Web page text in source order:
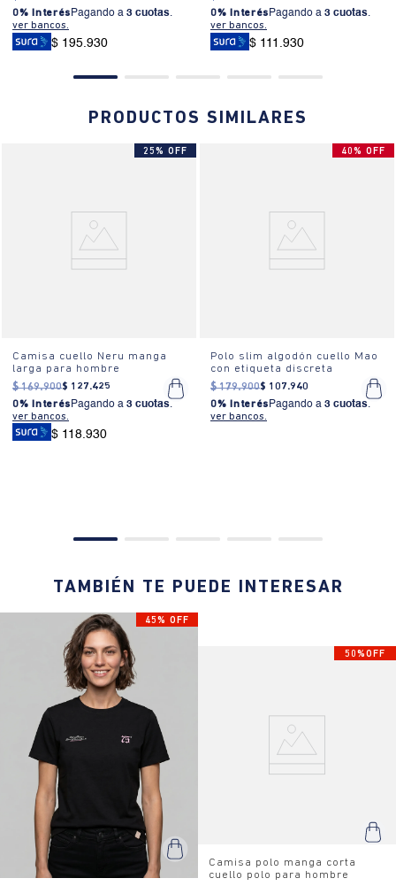
0% Interés Pagando a 3 cuotas.
ver bancos.
$ 195.930
0% Interés Pagando a 3 cuotas.
ver bancos.
$ 111.930
PRODUCTOS SIMILARES
25% OFF
Camisa cuello Neru manga
larga para hombre
$ 169.900$ 127.425
0% Interés Pagando a 3 cuotas.
ver bancos.
$ 118.930
40% OFF
Polo slim algodón cuello Mao
con etiqueta discreta
$ 179.900$ 107.940
0% Interés Pagando a 3 cuotas.
ver bancos.
TAMBIÉN TE PUEDE INTERESAR
45% OFF
50%OFF
Camisa polo manga corta
cuello polo para hombre